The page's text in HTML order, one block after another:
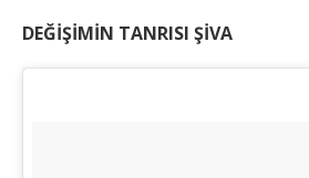
DEĞİŞİMİN TANRISI ŞİVA